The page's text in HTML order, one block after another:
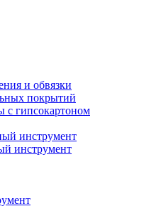
и обвязки
покрытий
с гипсокартоном
инструмент
инструмент